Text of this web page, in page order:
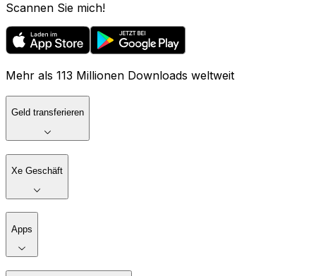
Scannen Sie mich!
Mehr als 113 Millionen Downloads weltweit
Geld transferieren
Xe Geschäft
Apps